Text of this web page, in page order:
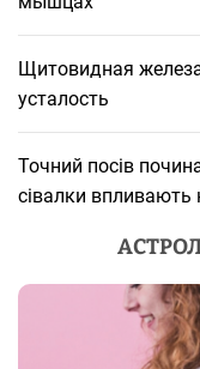
Щитовидная
усталость
Точний посів
сівалки впливають